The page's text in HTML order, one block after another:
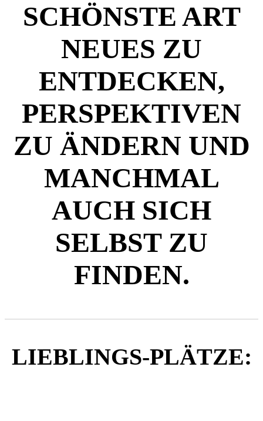
SCHÖNSTE ART
NEUES ZU
ENTDECKEN,
PERSPEKTIVEN
ZU ÄNDERN UND
MANCHMAL
AUCH SICH
SELBST ZU
FINDEN.
LIEBLINGS-PLÄTZE: